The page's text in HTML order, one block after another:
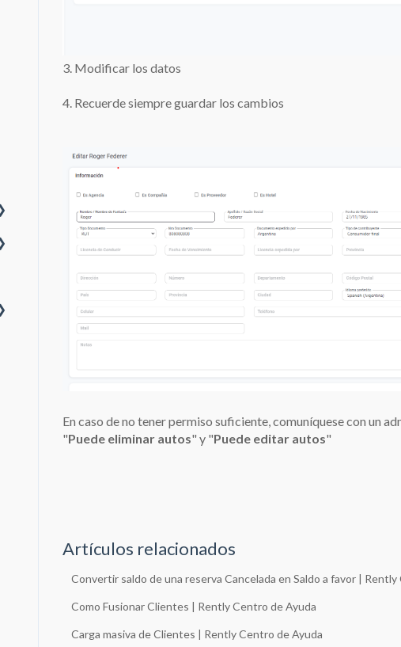
3. Modificar los datos
4. Recuerde siempre guardar los cambios
En caso de no tener permiso suficiente, comuníquese con un
"Puede eliminar autos" y "Puede editar autos"
Artículos relacionados
Convertir saldo de una reserva Cancelada en Saldo a favor |
Como Fusionar Clientes | Rently Centro de Ayuda
Carga masiva de Clientes | Rently Centro de Ayuda